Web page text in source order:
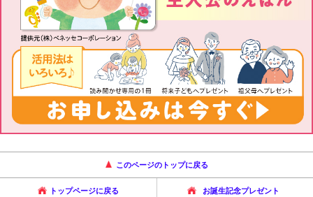
このページのトップに戻る
トップページに戻る
お誕生記念プレゼント